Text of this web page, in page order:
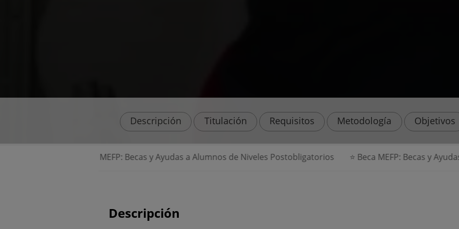
Descripción Titulación Requisitos Metodología Objetivos
⭐ Beca MEFP: Becas y Ayudas a Alumnos de Niveles Postobligatorios ⭐ Beca MEFP: Becas y Ayudas a
Descripción